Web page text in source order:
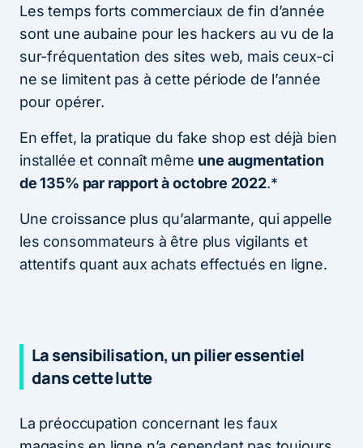
Les temps forts commerciaux de fin d’année
sont une aubaine pour les hackers au vu de la
sur-fréquentation des sites web, mais ceux-ci
ne se limitent pas à cette période de l’année
pour opérer.
En effet, la pratique du fake shop est déjà bien
installée et connaît même une augmentation
de 135% par rapport à octobre 2022.*
Une croissance plus qu’alarmante, qui appelle
les consommateurs à être plus vigilants et
attentifs quant aux achats effectués en ligne.
La sensibilisation, un pilier essentiel
dans cette lutte
La préoccupation concernant les faux